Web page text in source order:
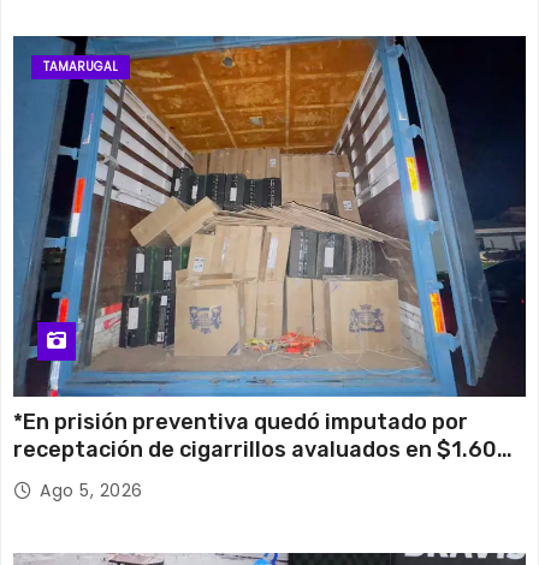
TAMARUGAL
*En prisión preventiva quedó imputado por
receptación de cigarrillos avaluados en $1.600
millones*
Ago 5, 2026